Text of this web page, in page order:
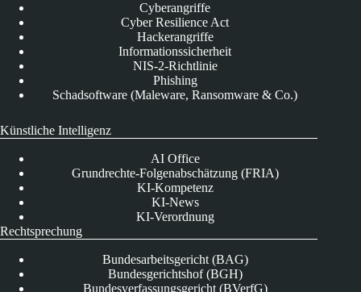
Cyberangriffe
Cyber Resilience Act
Hackerangriffe
Informationssicherheit
NIS-2-Richtlinie
Phishing
Schadsoftware (Maleware, Ransomware & Co.)
Künstliche Intelligenz
AI Office
Grundrechte-Folgenabschätzung (FRIA)
KI-Kompetenz
KI-News
KI-Verordnung
Rechtsprechung
Bundesarbeitsgericht (BAG)
Bundesgerichtshof (BGH)
Bundesverfassungsgericht (BVerfG)